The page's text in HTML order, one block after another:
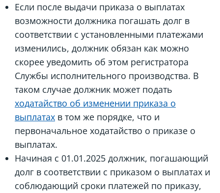
Если после выдачи приказа о выплатах
возможности должника погашать долг в
соответствии с установленными платежами
изменились, должник обязан как можно
скорее уведомить об этом регистратора
Службы исполнительного производства. В
таком случае должник может подать
ходатайство об изменении приказа о
выплатах в том же порядке, что и
первоначальное ходатайство о приказе о
выплатах.
Начиная с 01.01.2025 должник, погашающий
долг в соответствии с приказом о выплатах и
соблюдающий сроки платежей по приказу,